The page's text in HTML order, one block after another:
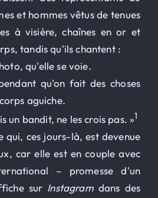
et hommes vêtus de tenues
à visière, chaînes en or et
tandis qu'ils chantent :
qu'elle se voie.
qu'on fait des choses
aguiche.
un bandit, ne les crois pas. »1
qui, ces jours-là, est devenue
car elle est en couple avec
– promesse d'un
sur Instagramdans des